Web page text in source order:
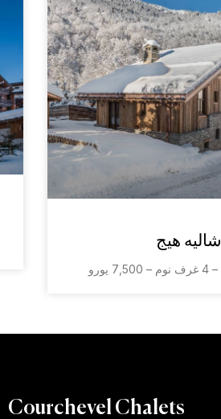
شاليه هيج
Courchevel Chalets